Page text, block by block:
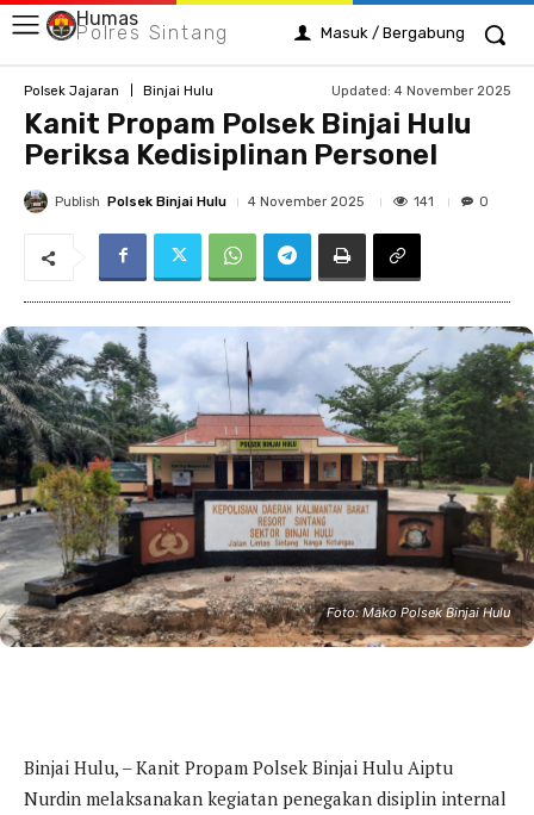
Humas
Polres Sintang Masuk / Bergabung
Polsek Jajaran Binjai Hulu Updated: 4 November 2025
Kanit Propam Polsek Binjai Hulu
Periksa Kedisiplinan Personel
Publish Polsek Binjai Hulu 4 November 2025 141 0
Foto: Mako Polsek Binjai Hulu
Binjai Hulu, – Kanit Propam Polsek Binjai Hulu Aiptu
Nurdin melaksanakan kegiatan penegakan disiplin internal